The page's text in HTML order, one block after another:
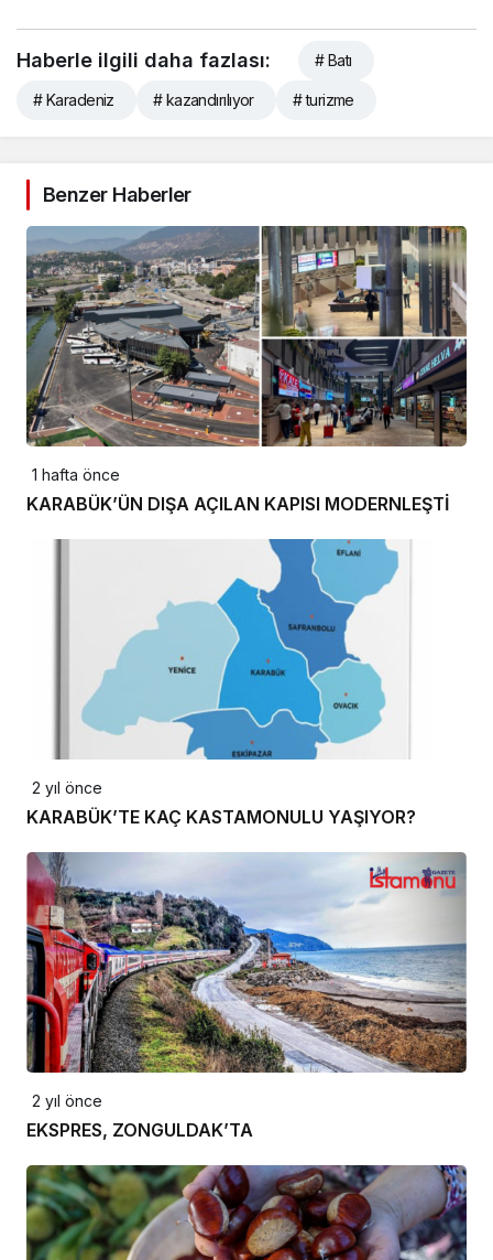
Haberle ilgili daha fazlası: # Batı
# Karadeniz # kazandırılıyor # turizme
Benzer Haberler
1 hafta önce
KARABÜK’ÜN DIŞA AÇILAN KAPISI MODERNLEŞTİ
2 yıl önce
KARABÜK’TE KAÇ KASTAMONULU YAŞIYOR?
2 yıl önce
EKSPRES, ZONGULDAK’TA